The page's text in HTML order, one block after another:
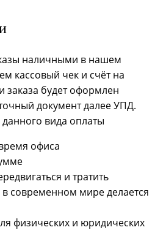
наличными в нашем
кассовый чек и счёт на
заказа будет оформлен
документ далее УПД.
вида оплаты
офиса
и тратить
современном мире делается
физических и юридических